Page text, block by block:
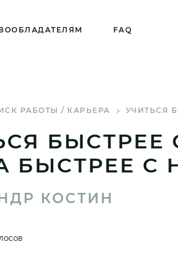
FAQ
РАБОТЫ / КАРЬЕРА УЧИТЬСЯ
БЫСТРЕЕ С
КОСТИН